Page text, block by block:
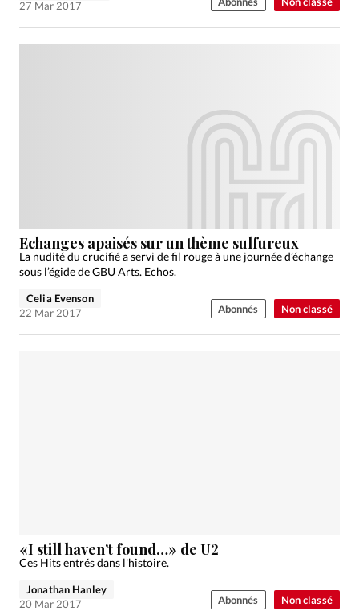
27 Mar 2017
Non classé
Echanges apaisés sur un thème sulfureux
La nudité du crucifié a servi de fil rouge à une journée d’échange
sous l’égide de GBU Arts. Echos.
Celia Evenson
22 Mar 2017
Abonnés
Non classé
«I still haven’t found…» de U2
Ces Hits entrés dans l'histoire.
Jonathan Hanley
20 Mar 2017
Abonnés